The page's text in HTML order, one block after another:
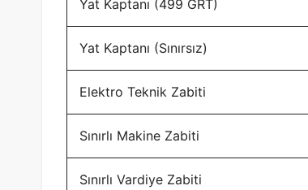
Yat Kaptanı (499 GRT)
Yat Kaptanı (Sınırsız)
Elektro Teknik Zabiti
Sınırlı Makine Zabiti
Sınırlı Vardiye Zabiti